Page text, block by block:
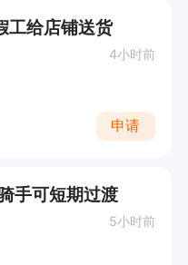
工给店铺送货
4小时前
申请
手可短期过渡
5小时前